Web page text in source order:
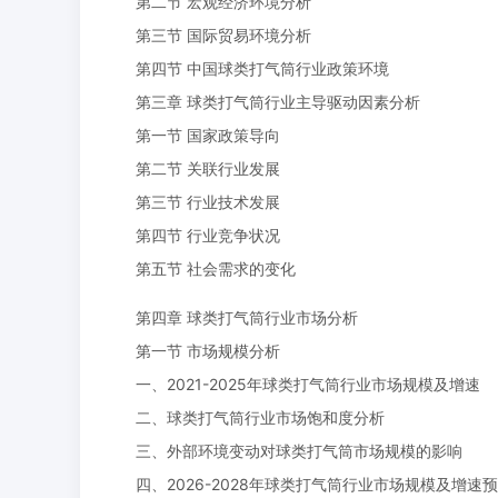
第三节 国际贸易环境分析
第四节 中国球类打气筒行业政策环境
第三章 球类打气筒行业主导驱动因素分析
第一节 国家政策导向
第二节 关联行业发展
第三节 行业技术发展
第四节 行业竞争状况
第五节 社会需求的变化
第四章 球类打气筒行业市场分析
第一节 市场规模分析
一、2021-2025年球类打气筒行业市场规模及增速
二、球类打气筒行业市场饱和度分析
三、外部环境变动对球类打气筒市场规模的影响
四、2026-2028年球类打气筒行业市场规模及增速